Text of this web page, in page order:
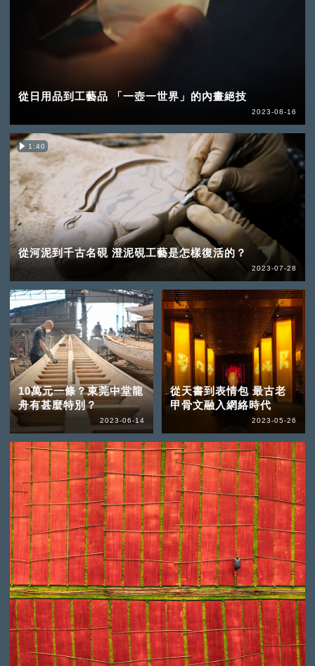
從日用品到工藝品 「一壺一世界」的內畫絕技
2023-08-16
1:40
從河泥到千古名硯 澄泥硯工藝是怎樣復活的？
2023-07-28
10萬元一條？東莞中堂龍
舟有甚麼特別？
2023-06-14
從天書到表情包 最古老
甲骨文融入網絡時代
2023-05-26